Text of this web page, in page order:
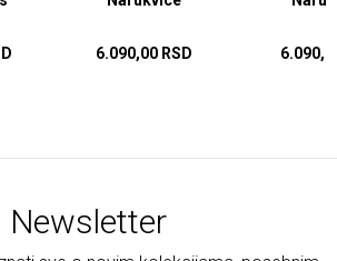
6.090,00 RSD
Newsletter